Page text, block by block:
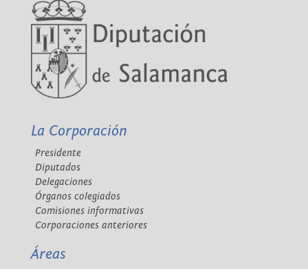
La Corporación
Presidente
Diputados
Delegaciones
Órganos colegiados
Comisiones informativas
Corporaciones anteriores
Áreas